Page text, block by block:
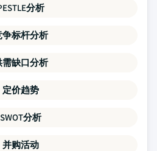
分析
争标杆分析
需缺口分析
定价趋势
SWOT分析
并购活动